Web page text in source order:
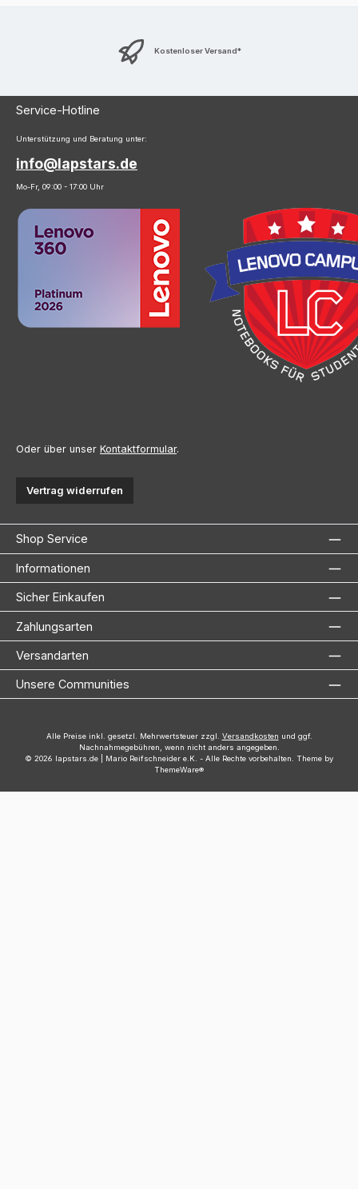
Kostenloser Versand*
Service-Hotline
Unterstützung und Beratung unter:
info@lapstars.de
Mo-Fr, 09:00 - 17:00 Uhr
Oder über unser Kontaktformular.
Vertrag widerrufen
Shop Service
Informationen
Sicher Einkaufen
Zahlungsarten
Versandarten
Unsere Communities
Alle Preise inkl. gesetzl. Mehrwertsteuer zzgl. Versandkosten und ggf.
Nachnahmegebühren, wenn nicht anders angegeben.
© 2026 lapstars.de | Mario Reifschneider e.K. - Alle Rechte vorbehalten. Theme by
ThemeWare®